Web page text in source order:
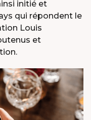
initié et
qui répondent le
Louis
et